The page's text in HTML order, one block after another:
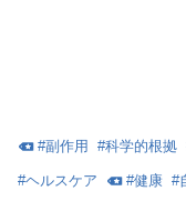
#副作用 #科学的根拠
#ヘルスケア #健康 #